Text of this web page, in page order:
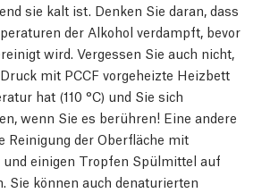
sie kalt ist. Denken Sie daran, dass
der Alkohol verdampft, bevor
wird. Vergessen Sie auch nicht,
mit PCCF vorgeheizte Heizbett
hat (110 °C) und Sie sich
wenn Sie es berühren! Eine andere
Reinigung der Oberfläche mit
einigen Tropfen Spülmittel auf
Sie können auch denaturierten